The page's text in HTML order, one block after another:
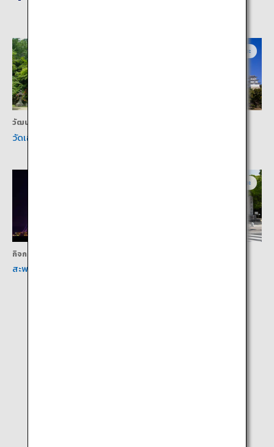
วัฒนธรรม
วัดเอ็นเงียวจิบนภูเขาโชฉะ
เฮียวโงะ
กิจกรรม
สะพานอาคาชิไคเคียว
เฮียวโงะ